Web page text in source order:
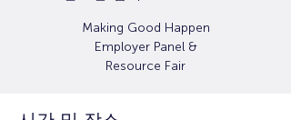
Making Good Happen
Employer Panel &
Resource Fair